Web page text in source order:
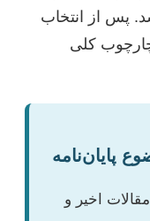
پس از انتخاب
کلی
پایان‌نامه
مقالات اخیر و